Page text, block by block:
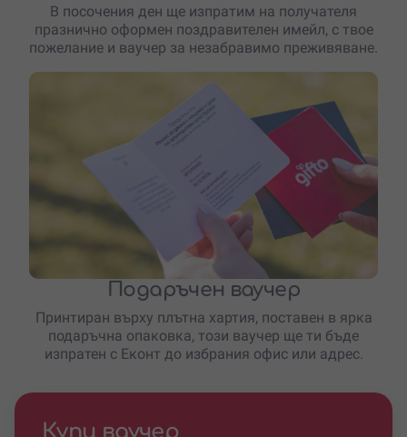
В посочения ден ще изпратим на получателя
празнично оформен поздравителен имейл, с твое
пожелание и ваучер за незабравимо преживяване.
Подаръчен ваучер
Принтиран върху плътна хартия, поставен в ярка
подаръчна опаковка, този ваучер ще ти бъде
изпратен с Еконт до избрания офис или адрес.